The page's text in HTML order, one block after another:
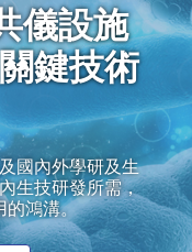
儀設施
鍵技術
國內外學研及生
生技研發所需，
的鴻溝。